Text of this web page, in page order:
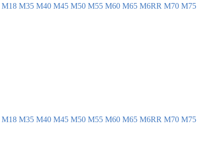
М18 М35 М40 М45 М50 М55 М60 М65 М6RR М70 М75
М18 М35 М40 М45 М50 М55 М60 М65 М6RR М70 М75